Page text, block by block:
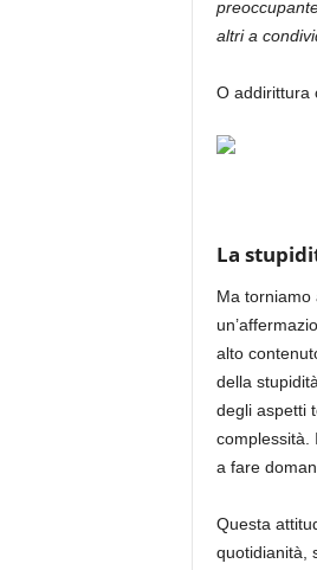
altri a
O addirittura
La
Ma torniamo
alto
della
degli aspetti
complessità.
a fare
Questa
quotidianità,